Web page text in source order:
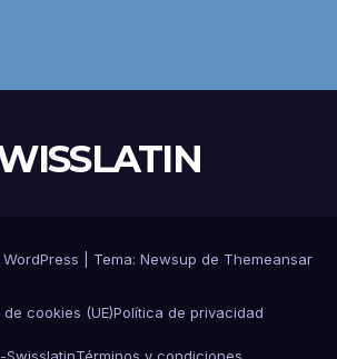
Tema: Newsup de Themeansar
cookies (UE)Política de privacidad
SwisslatinTérminos y condiciones